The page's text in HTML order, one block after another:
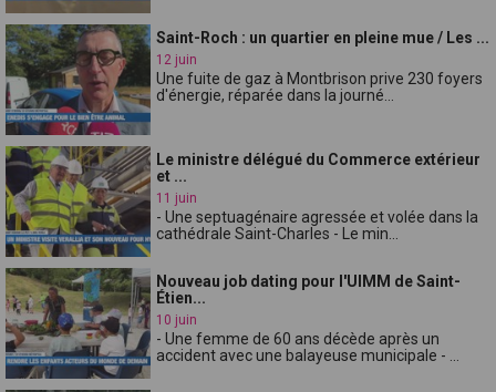
Saint-Roch : un quartier en pleine mue / Les ...
12 juin
Une fuite de gaz à Montbrison prive 230 foyers
d'énergie, réparée dans la journé...
Le ministre délégué du Commerce extérieur
et ...
11 juin
- Une septuagénaire agressée et volée dans la
cathédrale Saint-Charles - Le min...
Nouveau job dating pour l'UIMM de Saint-
Étien...
10 juin
- Une femme de 60 ans décède après un
accident avec une balayeuse municipale - ...